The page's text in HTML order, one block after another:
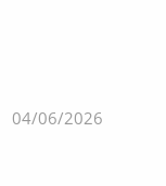
04/06/2026